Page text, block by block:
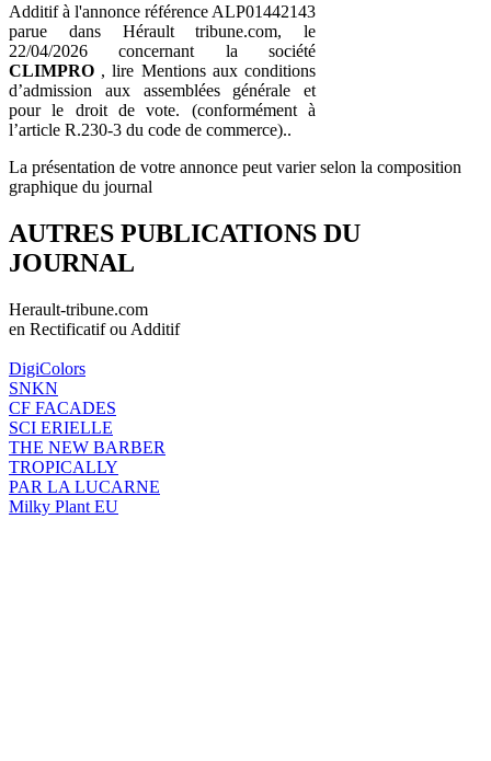
Additif à l'annonce référence ALP01442143
parue dans Hérault tribune.com, le
22/04/2026 concernant la société
CLIMPRO , lire Mentions aux conditions
d’admission aux assemblées générale et
pour le droit de vote. (conformément à
l’article R.230-3 du code de commerce)..
La présentation de votre annonce peut varier selon la composition
graphique du journal
AUTRES PUBLICATIONS DU
JOURNAL
Herault-tribune.com
en Rectificatif ou Additif
DigiColors
SNKN
CF FACADES
SCI ERIELLE
THE NEW BARBER
TROPICALLY
PAR LA LUCARNE
Milky Plant EU